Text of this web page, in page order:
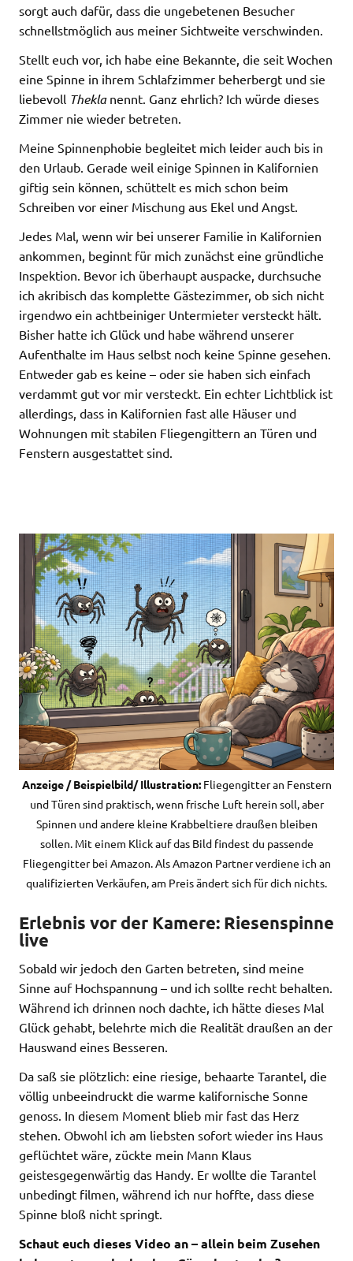
sorgt auch dafür, dass die ungebetenen Besucher
schnellstmöglich aus meiner Sichtweite verschwinden.
Stellt euch vor, ich habe eine Bekannte, die seit Wochen
eine Spinne in ihrem Schlafzimmer beherbergt und sie
liebevoll Theklanennt. Ganz ehrlich? Ich würde dieses
Zimmer nie wieder betreten.
Meine Spinnenphobie begleitet mich leider auch bis in
den Urlaub. Gerade weil einige Spinnen in Kalifornien
giftig sein können, schüttelt es mich schon beim
Schreiben vor einer Mischung aus Ekel und Angst.
Jedes Mal, wenn wir bei unserer Familie in Kalifornien
ankommen, beginnt für mich zunächst eine gründliche
Inspektion. Bevor ich überhaupt auspacke, durchsuche
ich akribisch das komplette Gästezimmer, ob sich nicht
irgendwo ein achtbeiniger Untermieter versteckt hält.
Bisher hatte ich Glück und habe während unserer
Aufenthalte im Haus selbst noch keine Spinne gesehen.
Entweder gab es keine – oder sie haben sich einfach
verdammt gut vor mir versteckt. Ein echter Lichtblick ist
allerdings, dass in Kalifornien fast alle Häuser und
Wohnungen mit stabilen Fliegengittern an Türen und
Fenstern ausgestattet sind.
Anzeige / Beispielbild/ Illustration: Fliegengitter an Fenstern
und Türen sind praktisch, wenn frische Luft herein soll, aber
Spinnen und andere kleine Krabbeltiere draußen bleiben
sollen. Mit einem Klick auf das Bild findest du passende
Fliegengitter bei Amazon. Als Amazon Partner verdiene ich an
qualifizierten Verkäufen, am Preis ändert sich für dich nichts.
Erlebnis vor der Kamere: Riesenspinne
live
Sobald wir jedoch den Garten betreten, sind meine
Sinne auf Hochspannung – und ich sollte recht behalten.
Während ich drinnen noch dachte, ich hätte dieses Mal
Glück gehabt, belehrte mich die Realität draußen an der
Hauswand eines Besseren.
Da saß sie plötzlich: eine riesige, behaarte Tarantel, die
völlig unbeeindruckt die warme kalifornische Sonne
genoss. In diesem Moment blieb mir fast das Herz
stehen. Obwohl ich am liebsten sofort wieder ins Haus
geflüchtet wäre, zückte mein Mann Klaus
geistesgegenwärtig das Handy. Er wollte die Tarantel
unbedingt filmen, während ich nur hoffte, dass diese
Spinne bloß nicht springt.
Schaut euch dieses Video an – allein beim Zusehen